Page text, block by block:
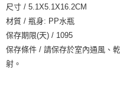
由本公司與您本人進行分期帳單
3.完整用戶服務條款，請詳閱以下
客戶支援中心」https://
【注意事項】
易，需依本服務之必要範圍內提
權轉讓予恩沛科技股份有限公司。
３．未成年的使用者請事先徵得
「AFTEE先享後付」，若未經
請自備購物袋，若需購買紙袋
免運費
尺寸 / 5.1X5.1X16.2CM
材質 / 瓶身: PP水瓶
保存期限(天) / 1095
保存條件 / 請保存於室內通風、
射。